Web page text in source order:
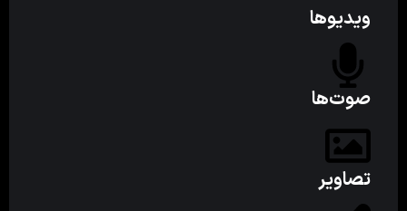
ویدیوها
صوت‌ها
تصاویر